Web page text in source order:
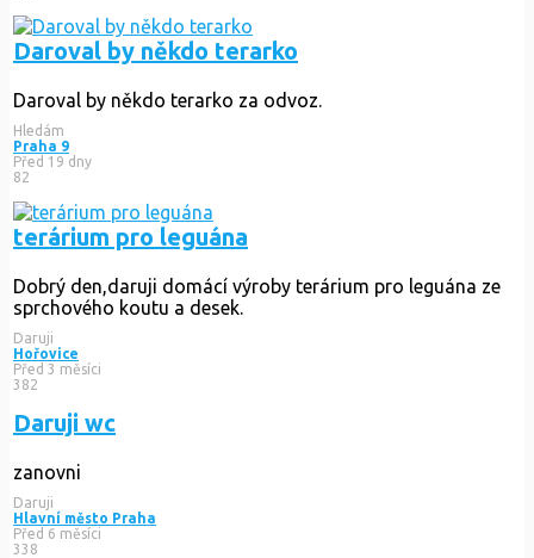
Daroval by někdo terarko
Daroval by někdo terarko za odvoz.
Hledám
Praha 9
Před 19 dny
82
terárium pro leguána
Dobrý den,daruji domácí výroby terárium pro leguána ze
sprchového koutu a desek.
Daruji
Hořovice
Před 3 měsíci
382
Daruji wc
zanovni
Daruji
Hlavní město Praha
Před 6 měsíci
338